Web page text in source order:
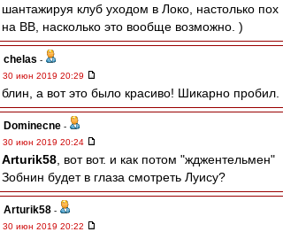
шантажируя клуб уходом в Локо, настолько пох
на ВВ, насколько это вообще возможно. )
chelas -
30 июн 2019 20:29
блин, а вот это было красиво! Шикарно пробил.
Dominecne -
30 июн 2019 20:24
Arturik58 , вот вот. и как потом "жджентельмен"
Зобнин будет в глаза смотреть Луису?
Arturik58 -
30 июн 2019 20:22